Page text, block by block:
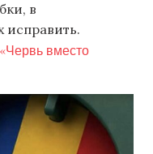
в
исправить.
«Червь вместо